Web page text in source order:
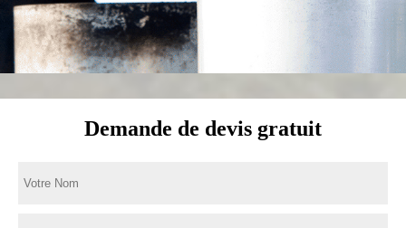
Demande de devis gratuit